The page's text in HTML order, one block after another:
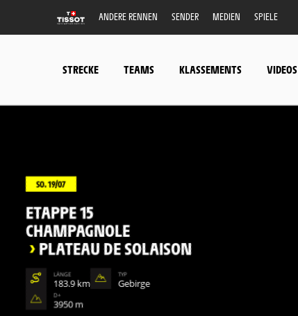
ANDERE RENNEN SENDER MEDIEN SPIELE
STRECKE TEAMS KLASSEMENTS VIDEOS
SO. 19/07
ETAPPE 15
CHAMPAGNOLE
>PLATEAU DE SOLAISON
LÄNGE
183.9 km
TYP
Gebirge
D+
3950 m